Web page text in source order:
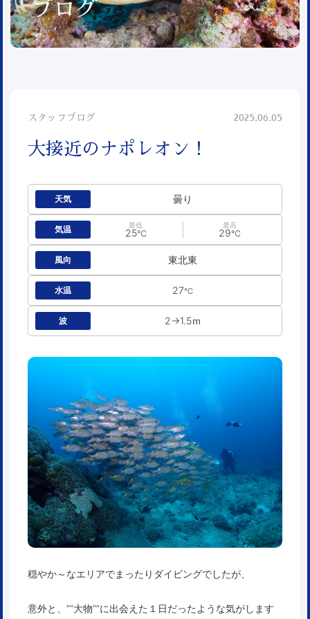
ブログ
スタッフブログ 2025.06.05
大接近のナポレオン！
天気 曇り
気温 最低
25℃
最高
29℃
風向 東北東
水温 27℃
波 2→1.5ｍ
穏やか～なエリアでまったりダイビングでしたが、
意外と、””大物””に出会えた１日だったような気がします